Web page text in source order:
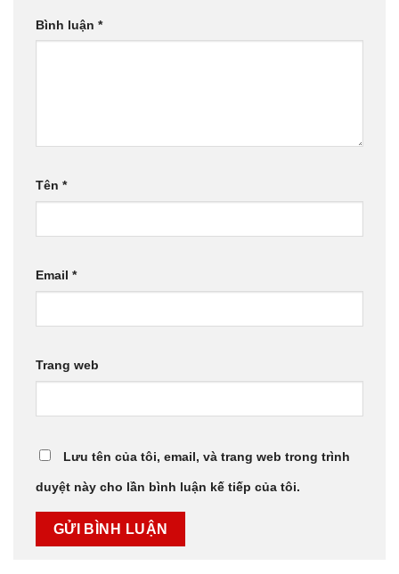
Bình luận *
Tên *
Email *
Trang web
Lưu tên của tôi, email, và trang web trong trình
duyệt này cho lần bình luận kế tiếp của tôi.